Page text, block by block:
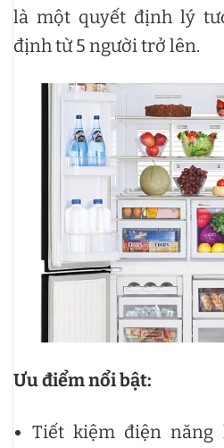
là một quyết định lý
định từ 5 người trở lên.
Ưu điểm nổi bật:
Tiết kiệm điện năng